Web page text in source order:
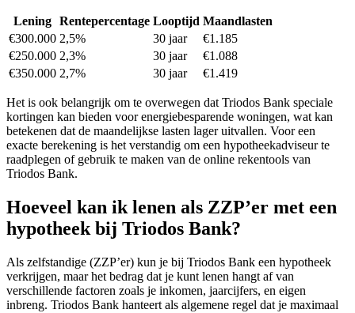
Lening Rentepercentage Looptijd Maandlasten
€300.000 2,5% 30 jaar
€1.185
€250.000 2,3% 30 jaar
€1.088
€350.000 2,7% 30 jaar €1.419
Het is ook belangrijk om te overwegen dat Triodos Bank speciale
kortingen kan bieden voor energiebesparende woningen, wat kan
betekenen dat de maandelijkse lasten lager uitvallen. Voor een
exacte berekening is het verstandig om een hypotheekadviseur te
raadplegen of gebruik te maken van de online rekentools van
Triodos Bank.
Hoeveel kan ik lenen als ZZP’er met een
hypotheek bij Triodos Bank?
Als zelfstandige (ZZP’er) kun je bij Triodos Bank een hypotheek
verkrijgen, maar het bedrag dat je kunt lenen hangt af van
verschillende factoren zoals je inkomen, jaarcijfers, en eigen
inbreng. Triodos Bank hanteert als algemene regel dat je maximaal